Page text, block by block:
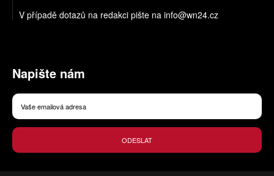
V případě dotazů na redakci pište na info@wn24.cz
Napište nám
ODESLAT